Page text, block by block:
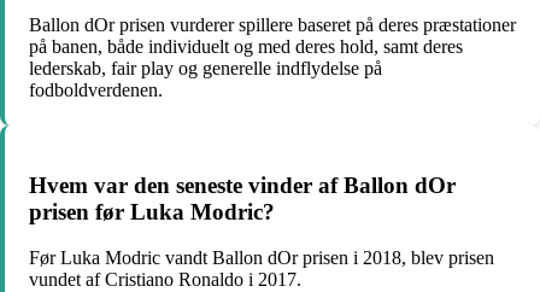
Ballon dOr prisen vurderer spillere baseret på deres præstationer
på banen, både individuelt og med deres hold, samt deres
lederskab, fair play og generelle indflydelse på
fodboldverdenen.
Hvem var den seneste vinder af Ballon dOr
prisen før Luka Modric?
Før Luka Modric vandt Ballon dOr prisen i 2018, blev prisen
vundet af Cristiano Ronaldo i 2017.